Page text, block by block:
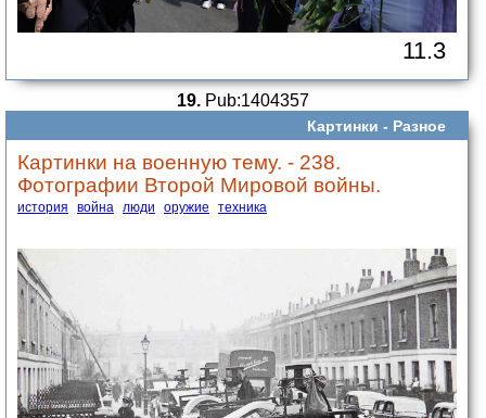
11.3
19. Pub:1404357
Картинки - Разное
Картинки на военную тему. - 238.
Фотографии Второй Мировой войны.
история война люди оружие техника